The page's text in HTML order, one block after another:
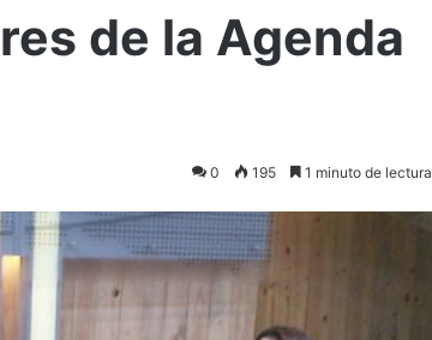
de la Agenda
0 195 1 minuto de lectura